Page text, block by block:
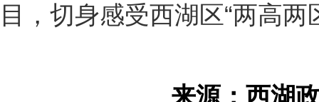
目，切身感受西湖区“两高
来源：西